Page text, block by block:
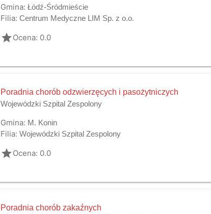
Gmina: Łódź-Śródmieście
Filia: Centrum Medyczne LIM Sp. z o.o.
gradeOcena: 0.0
Poradnia chorób odzwierzęcych i pasożytniczych
Wojewódzki Szpital Zespolony
Gmina: M. Konin
Filia: Wojewódzki Szpital Zespolony
gradeOcena: 0.0
Poradnia chorób zakaźnych